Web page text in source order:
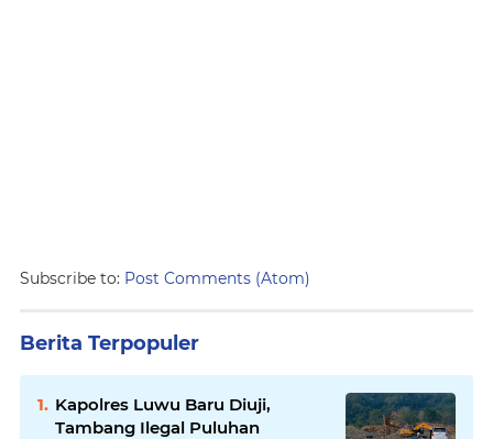
Subscribe to: Post Comments (Atom)
Berita Terpopuler
Kapolres Luwu Baru Diuji,
Tambang Ilegal Puluhan